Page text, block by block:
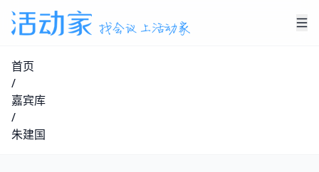
首页
/
嘉宾库
/
朱建国